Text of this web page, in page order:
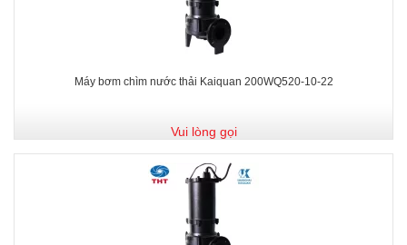
Máy bơm chìm nước thải Kaiquan 200WQ520-10-22
Vui lòng gọi